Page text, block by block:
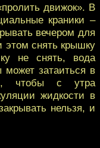
движок». В
краники –
вечером для
этом снять крышку
не снять, вода
затаиться в
чтобы с утра
жидкости в
нельзя, и